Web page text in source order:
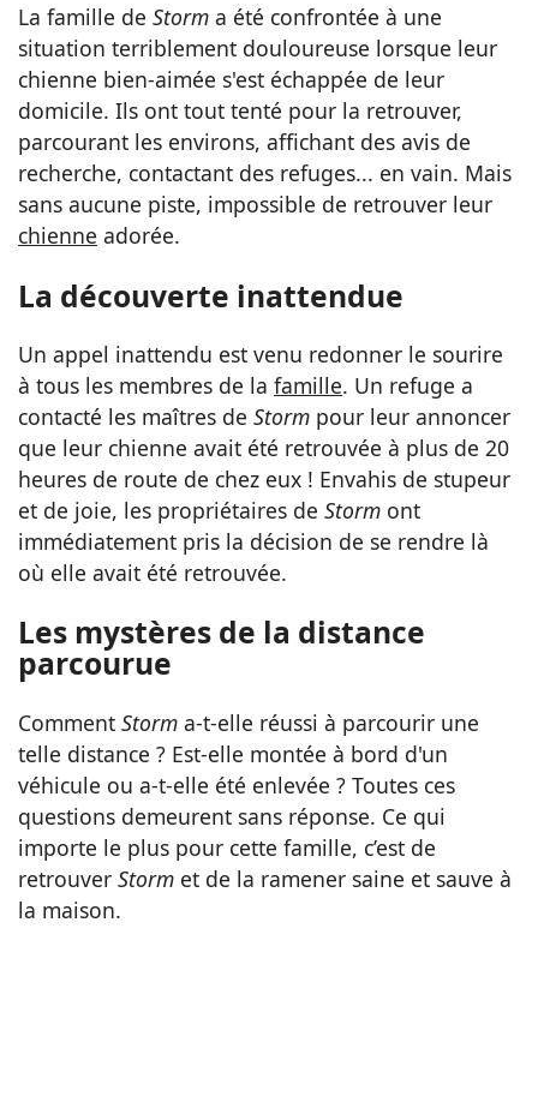
La famille de Storm a été confrontée à une
situation terriblement douloureuse lorsque leur
chienne bien-aimée s'est échappée de leur
domicile. Ils ont tout tenté pour la retrouver,
parcourant les environs, affichant des avis de
recherche, contactant des refuges... en vain. Mais
sans aucune piste, impossible de retrouver leur
chienne adorée.
La découverte inattendue
Un appel inattendu est venu redonner le sourire
à tous les membres de la famille. Un refuge a
contacté les maîtres de Storm pour leur annoncer
que leur chienne avait été retrouvée à plus de 20
heures de route de chez eux ! Envahis de stupeur
et de joie, les propriétaires de Storm ont
immédiatement pris la décision de se rendre là
où elle avait été retrouvée.
Les mystères de la distance
parcourue
Comment Storm a-t-elle réussi à parcourir une
telle distance ? Est-elle montée à bord d'un
véhicule ou a-t-elle été enlevée ? Toutes ces
questions demeurent sans réponse. Ce qui
importe le plus pour cette famille, c’est de
retrouver Storm et de la ramener saine et sauve à
la maison.